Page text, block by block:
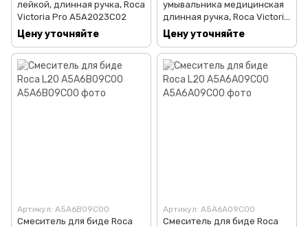
лейкой, длинная ручка, Roca
Victoria Pro A5A2023C02
Цену уточняйте
умывальника медицинская
длинная ручка, Roca Victoria
Pro A5A3123C00
Цену уточняйте
Артикул: A5A6B09C00
Смеситель для биде Roca
Артикул: A5A6A09C00
Смеситель для биде Roca